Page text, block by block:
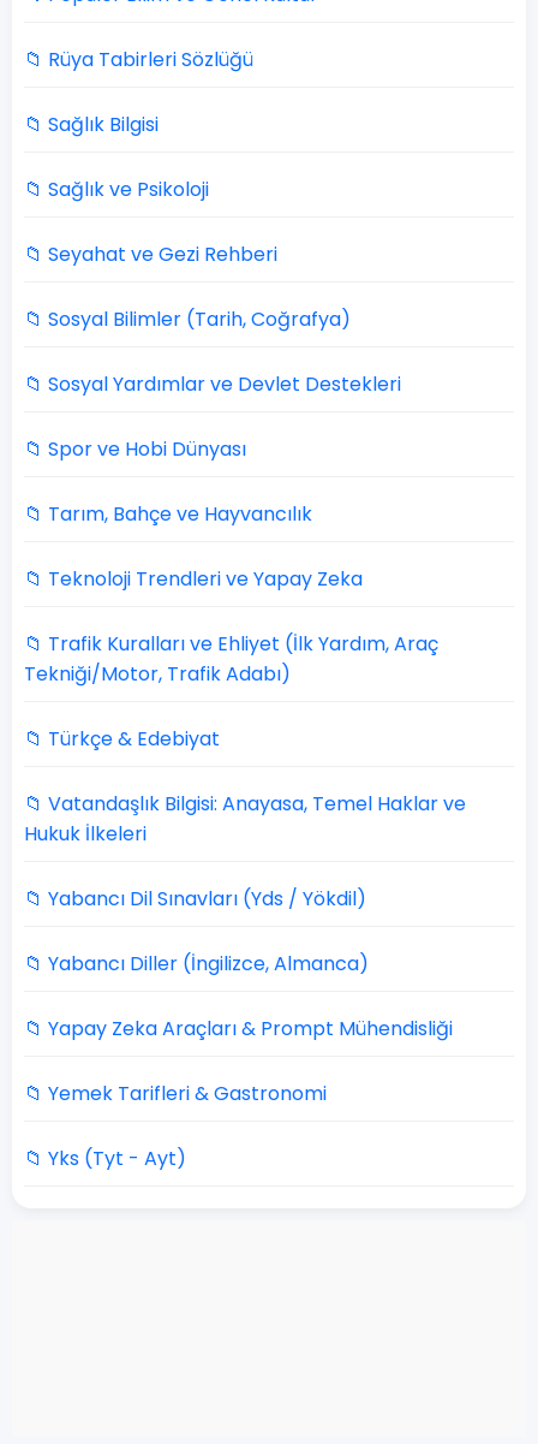
📁 Rüya Tabirleri Sözlüğü
📁 Sağlık Bilgisi
📁 Sağlık ve Psikoloji
📁 Seyahat ve Gezi Rehberi
📁 Sosyal Bilimler (Tarih, Coğrafya)
📁 Sosyal Yardımlar ve Devlet Destekleri
📁 Spor ve Hobi Dünyası
📁 Tarım, Bahçe ve Hayvancılık
📁 Teknoloji Trendleri ve Yapay Zeka
📁 Trafik Kuralları ve Ehliyet (İlk Yardım, Araç
Tekniği/Motor, Trafik Adabı)
📁 Türkçe & Edebiyat
📁 Vatandaşlık Bilgisi: Anayasa, Temel Haklar ve
Hukuk İlkeleri
📁 Yabancı Dil Sınavları (Yds / Yökdil)
📁 Yabancı Diller (İngilizce, Almanca)
📁 Yapay Zeka Araçları & Prompt Mühendisliği
📁 Yemek Tarifleri & Gastronomi
📁 Yks (Tyt - Ayt)